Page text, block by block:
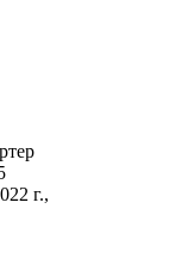
г.,